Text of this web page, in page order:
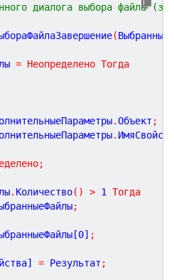
диалога выбора файла
(
= Неопределено Тогда
.Объект ;
.
;
. Количество( ) > 1
Тогда
;
0] ;
= Результат ;